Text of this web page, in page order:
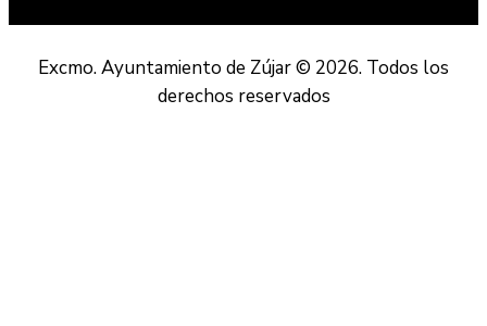
Excmo. Ayuntamiento de Zújar © 2026. Todos los
derechos reservados